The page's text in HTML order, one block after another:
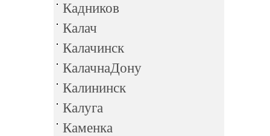
Кадников
Калач
Калачинск
КалачнаДону
Калининск
Калуга
Каменка